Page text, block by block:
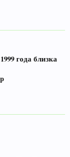
года близка